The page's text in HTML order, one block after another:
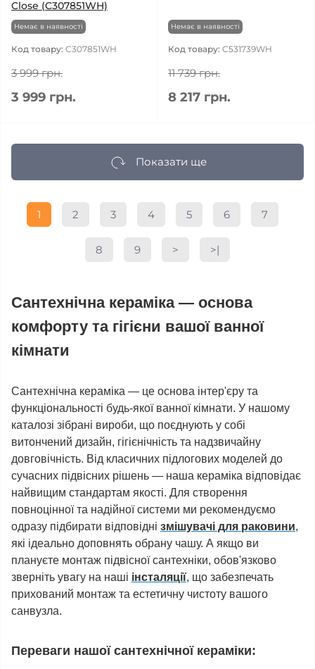
Close (C307851WH)
Немає в наявності
Код товару: C307851WH
3 999 грн.
3 999 грн.
Немає в наявності
Код товару: C531739WH
11 739 грн.
8 217 грн.
Показати ще
1 2 3 4 5 6 7
8 9 > >|
Сантехнічна кераміка — основа
комфорту та гігієни вашої ванної
кімнати
Сантехнічна кераміка — це основа інтер'єру та
функціональності будь-якої ванної кімнати. У нашому
каталозі зібрані вироби, що поєднують у собі
витончений дизайн, гігієнічність та надзвичайну
довговічність. Від класичних підлогових моделей до
сучасних підвісних рішень — наша кераміка відповідає
найвищим стандартам якості. Для створення
повноцінної та надійної системи ми рекомендуємо
одразу підбирати відповідні змішувачі для раковини,
які ідеально доповнять обрану чашу. А якщо ви
плануєте монтаж підвісної сантехніки, обов'язково
зверніть увагу на наші інсталяції, що забезпечать
прихований монтаж та естетичну чистоту вашого
санвузла.
Переваги нашої сантехнічної кераміки: